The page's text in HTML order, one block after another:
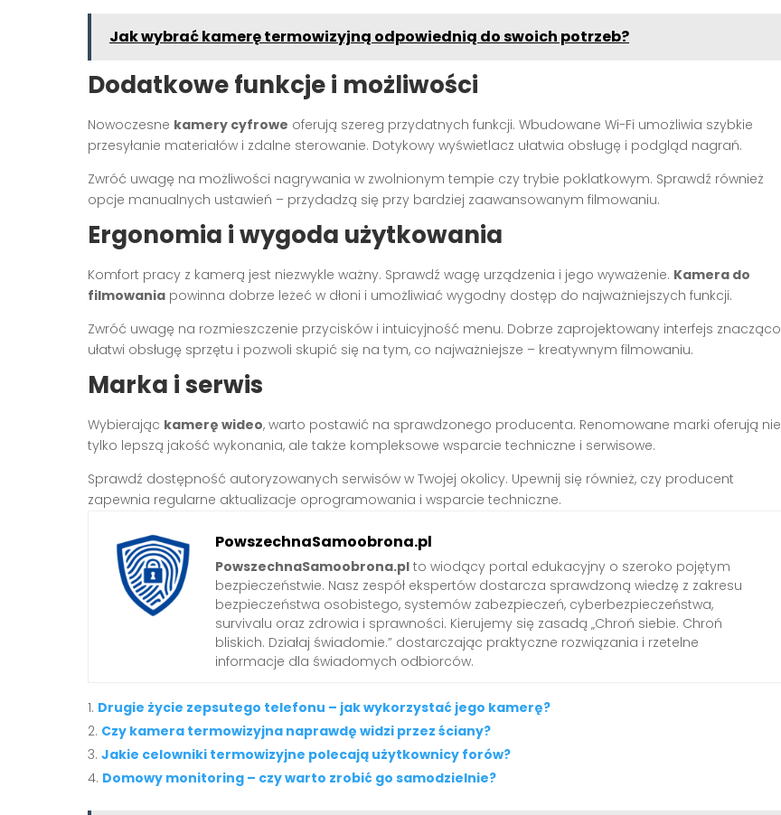
Jak wybrać kamerę termowizyjną odpowiednią do swoich potrzeb?
Dodatkowe funkcje i możliwości
Nowoczesne kamery cyfrowe oferują szereg przydatnych funkcji. Wbudowane Wi-Fi umożliwia szybkie
przesyłanie materiałów i zdalne sterowanie. Dotykowy wyświetlacz ułatwia obsługę i podgląd nagrań.
Zwróć uwagę na możliwości nagrywania w zwolnionym tempie czy trybie poklatkowym. Sprawdź również
opcje manualnych ustawień – przydadzą się przy bardziej zaawansowanym filmowaniu.
Ergonomia i wygoda użytkowania
Komfort pracy z kamerą jest niezwykle ważny. Sprawdź wagę urządzenia i jego wyważenie. Kamera do
filmowania powinna dobrze leżeć w dłoni i umożliwiać wygodny dostęp do najważniejszych funkcji.
Zwróć uwagę na rozmieszczenie przycisków i intuicyjność menu. Dobrze zaprojektowany interfejs znacząco
ułatwi obsługę sprzętu i pozwoli skupić się na tym, co najważniejsze – kreatywnym filmowaniu.
Marka i serwis
Wybierając kamerę wideo, warto postawić na sprawdzonego producenta. Renomowane marki oferują nie
tylko lepszą jakość wykonania, ale także kompleksowe wsparcie techniczne i serwisowe.
Sprawdź dostępność autoryzowanych serwisów w Twojej okolicy. Upewnij się również, czy producent
zapewnia regularne aktualizacje oprogramowania i wsparcie techniczne.
PowszechnaSamoobrona.pl
PowszechnaSamoobrona.pl to wiodący portal edukacyjny o szeroko pojętym
bezpieczeństwie. Nasz zespół ekspertów dostarcza sprawdzoną wiedzę z zakresu
bezpieczeństwa osobistego, systemów zabezpieczeń, cyberbezpieczeństwa,
survivalu oraz zdrowia i sprawności. Kierujemy się zasadą „Chroń siebie. Chroń
bliskich. Działaj świadomie.” dostarczając praktyczne rozwiązania i rzetelne
informacje dla świadomych odbiorców.
Drugie życie zepsutego telefonu – jak wykorzystać jego kamerę?
Czy kamera termowizyjna naprawdę widzi przez ściany?
Jakie celowniki termowizyjne polecają użytkownicy forów?
Domowy monitoring – czy warto zrobić go samodzielnie?